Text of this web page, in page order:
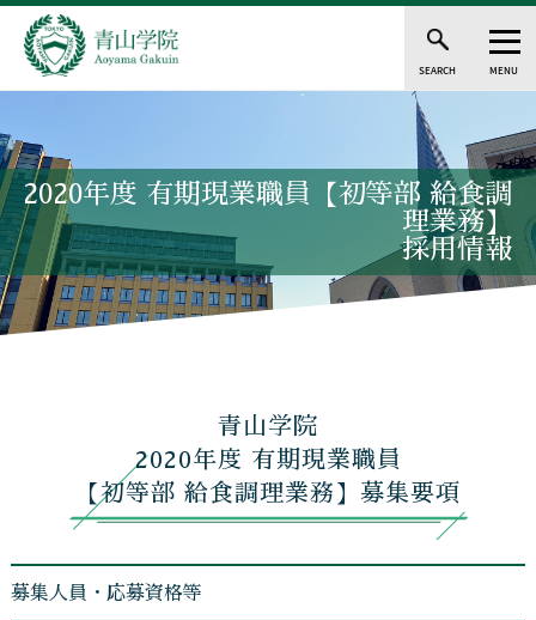
SEARCH MENU
2020年度 有期現業職員【初等部 給食調
理業務】
採用情報
青山学院
2020年度 有期現業職員
【初等部 給食調理業務】募集要項
募集人員・応募資格等